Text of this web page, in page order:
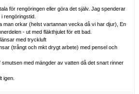
för rengöringen eller göra det själv. Jag spenderar
rengöringstid.
man orkar (helst vartannan vecka då vi har djur), En
- ut med fläkthjulet för ett bad.
med tryckluft
(trångt och mkt drygt arbete) med pensel och
med mängder av vatten då det snart rinner
igen.